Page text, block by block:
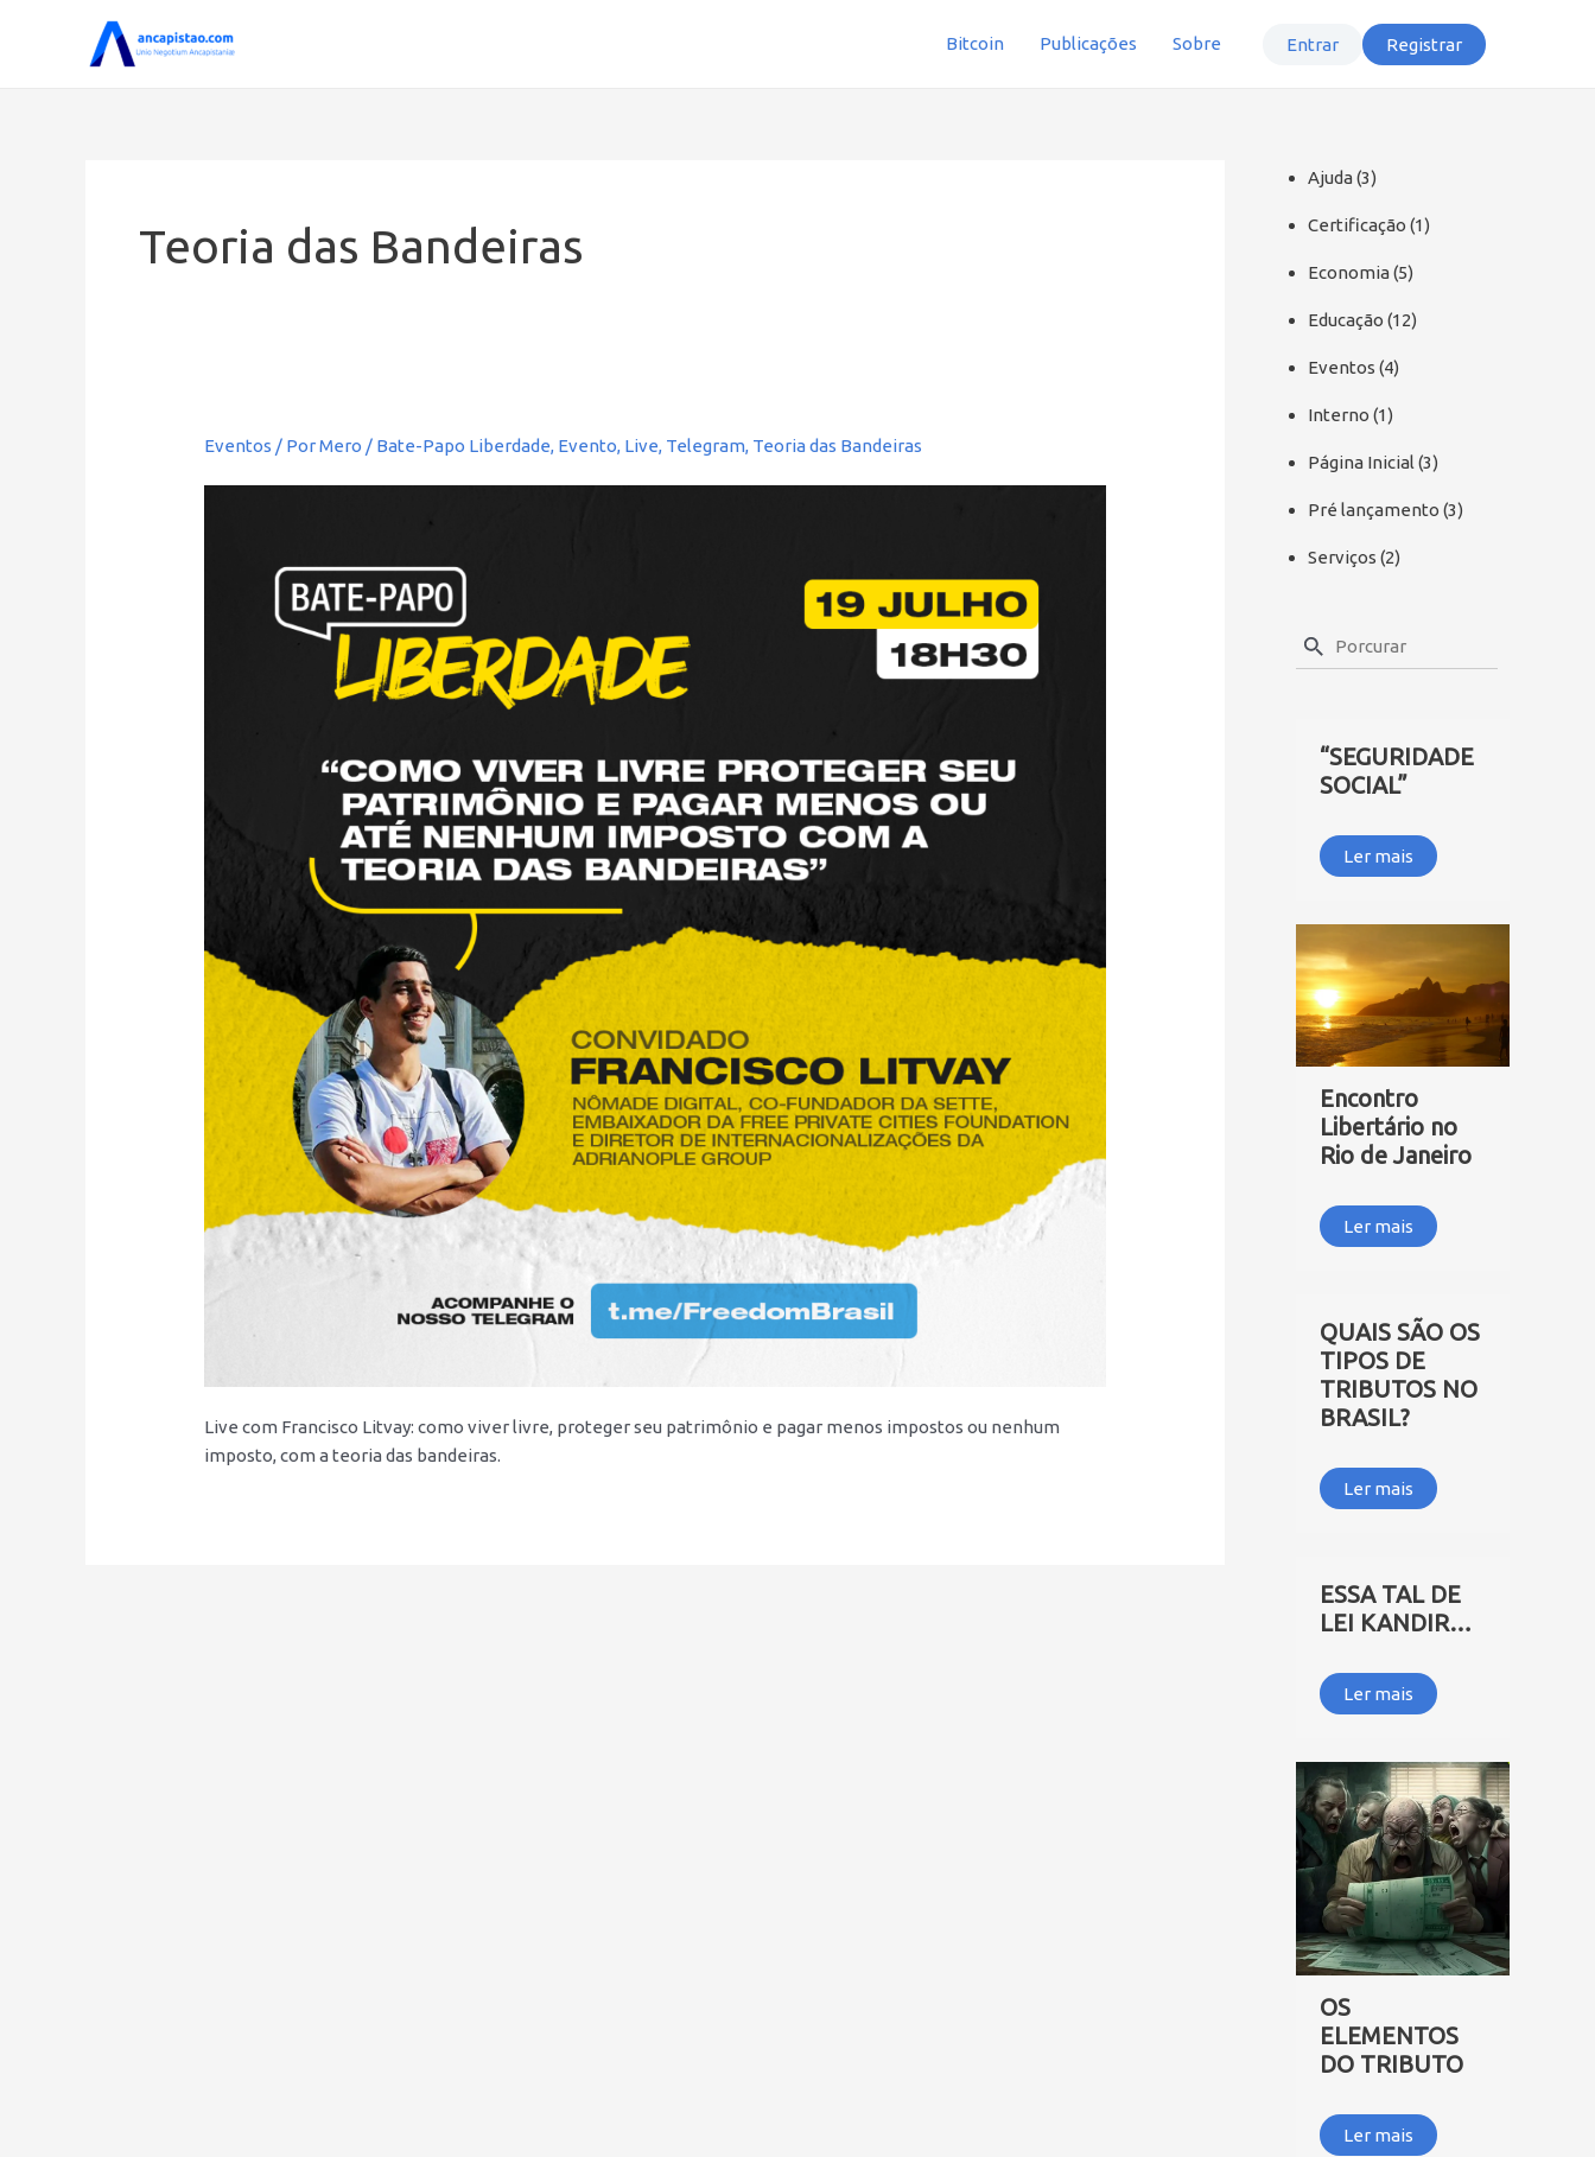
Bitcoin Publicações Sobre Entrar Registrar
Teoria das Bandeiras
Eventos / PorMero / Bate-Papo Liberdade, Evento, Live, Telegram, Teoria das Bandeiras
Live com Francisco Litvay: como viver livre, proteger seu patrimônio e pagar menos impostos ou nenhum
imposto, com a teoria das bandeiras.
Ajuda(3)
Certificação (1)
Economia(5)
Educação (12)
Eventos (4)
Interno (1)
Página Inicial (3)
Pré lançamento (3)
Serviços (2)
“SEGURIDADE
SOCIAL”
Ler mais
Encontro
Libertário no
Rio de Janeiro
Ler mais
QUAIS SÃO OS
TIPOS DE
TRIBUTOS NO
BRASIL?
Ler mais
ESSA TAL DE
LEI KANDIR…
Ler mais
OS
ELEMENTOS
DO TRIBUTO
Ler mais